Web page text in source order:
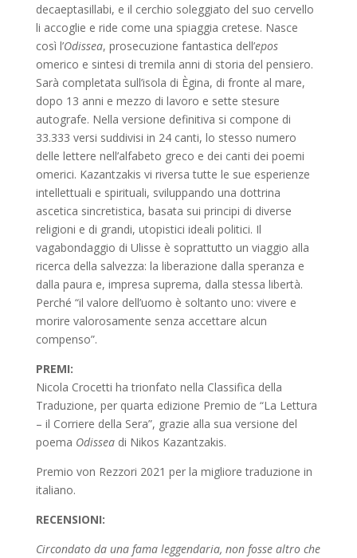
decaeptasillabi, e il cerchio soleggiato del suo cervello
li accoglie e ride come una spiaggia cretese. Nasce
così l’Odissea, prosecuzione fantastica dell’epos
omerico e sintesi di tremila anni di storia del pensiero.
Sarà completata sull’isola di Ègina, di fronte al mare,
dopo 13 anni e mezzo di lavoro e sette stesure
autografe. Nella versione definitiva si compone di
33.333 versi suddivisi in 24 canti, lo stesso numero
delle lettere nell’alfabeto greco e dei canti dei poemi
omerici. Kazantzakis vi riversa tutte le sue esperienze
intellettuali e spirituali, sviluppando una dottrina
ascetica sincretistica, basata sui principi di diverse
religioni e di grandi, utopistici ideali politici. Il
vagabondaggio di Ulisse è soprattutto un viaggio alla
ricerca della salvezza: la liberazione dalla speranza e
dalla paura e, impresa suprema, dalla stessa libertà.
Perché “il valore dell’uomo è soltanto uno: vivere e
morire valorosamente senza accettare alcun
compenso”.
PREMI:
Nicola Crocetti ha trionfato nella Classifica della
Traduzione, per quarta edizione Premio de “La Lettura
– il Corriere della Sera”, grazie alla sua versione del
poema Odisseadi Nikos Kazantzakis.
Premio von Rezzori 2021 per la migliore traduzione in
italiano.
RECENSIONI:
Circondato da una fama leggendaria, non fosse altro che